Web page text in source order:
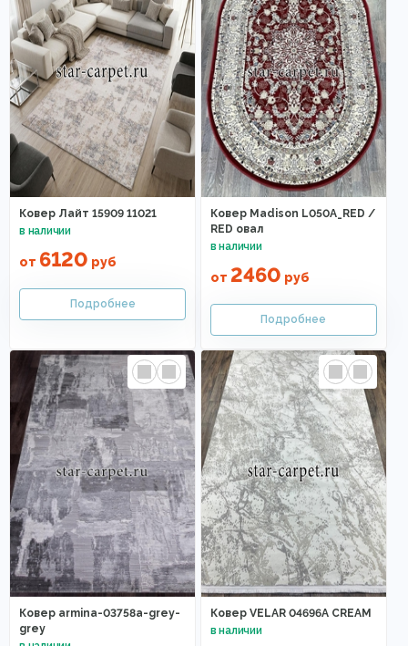
Ковер Лайт 15909 11021
от 6120 руб
Ковер Madison L050A_RED /
RED овал
от 2460 руб
Ковер armina-03758a-grey-
grey
Ковер VELAR 04696A CREAM